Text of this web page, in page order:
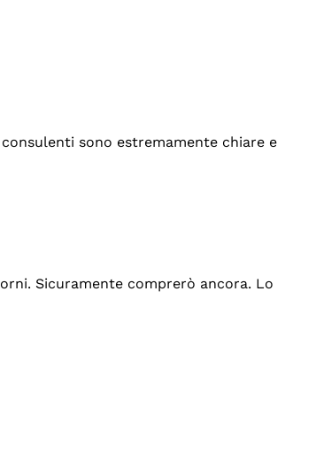
sono estremamente chiare e
Sicuramente comprerò ancora. Lo